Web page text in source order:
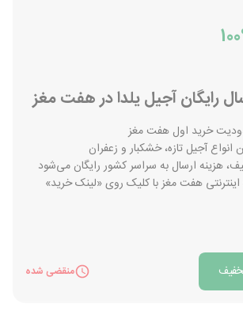
رایگان آجیل یلدا در هفت مغز
خرید اول هفت مغز
انواع آجیل تازه، خشکبار و زعفران
هزینه ارسال به سراسر کشور رایگان می‌شود
اینترنتی هفت مغز با کلیک روی «لینک خرید»
منقضی شده